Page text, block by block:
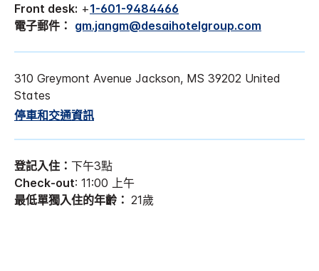
Front desk: +1-601-9484466
電子郵件： gm.jangm@desaihotelgroup.com
310 Greymont Avenue Jackson, MS 39202 United
States
停車和交通資訊
登記入住： 下午3點
Check-out: 11:00 上午
最低單獨入住的年齡： 21歲